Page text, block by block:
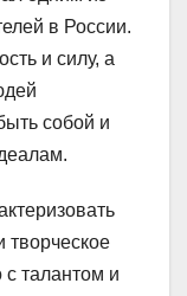
в России.
и силу, а
собой и
творческое
талантом и